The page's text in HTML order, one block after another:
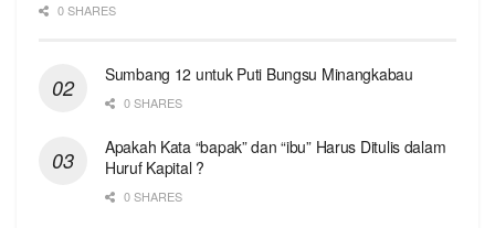
0 SHARES
Sumbang 12 untuk Puti Bungsu Minangkabau
0 SHARES
Apakah Kata “bapak” dan “ibu” Harus Ditulis dalam
Huruf Kapital ?
0 SHARES